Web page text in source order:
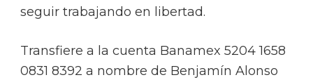
seguir trabajando en libertad.
Transfiere a la cuenta Banamex 5204 1658
0831 8392 a nombre de Benjamín Alonso